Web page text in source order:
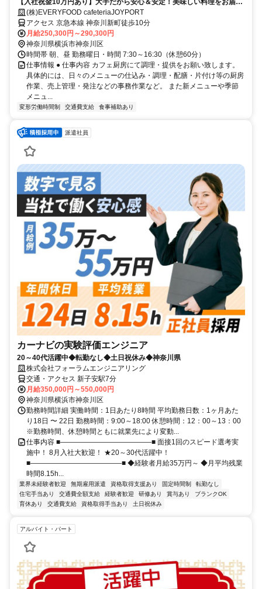
【入社祝金10万円あり】大手だから安心＆安定！美味しい料理をお届け
しませんか！
(株)EVERYFOOD cafeteriaJOYPORT
アクセス 京急本線 神奈川新町徒歩10分
月給250,300円～290,300円
神奈川県横浜市神奈川区
時間帯 朝、昼 勤務曜日・時間 7:30～16:30（休憩60分）
仕事情報 ● 仕事内容 カフェ厨房にて調理・提供をお願い致します。
具体的には、日々のメニューの仕込み・調理・配膳・片付け等の厨房
作業、売上管理・発注などの事務作業など。 また新メニューや季節
メニュ...
変形労働時間制 交通費支給 食事補助あり
派遣社員
カーナビの実験評価エンジニア
20～40代活躍中◆転勤なし◆土日祝休み◆神奈川県
株式会社フォーラムエンジニアリング
交通・アクセス 新子安駅7分
月給350,000円～550,000円
神奈川県横浜市神奈川区
勤務時間詳細 実働時間：1日あたり8時間 平均勤務日数：1ヶ月あた
り18日 〜 22日 勤務時間：9:00～18:00 休憩時間：12：00～13：00
※勤務時間、休憩時間ともに就業先により変動...
仕事内容 ■―――――――――――――■ 面接1回のスピード選考実
施中！ 8月入社大歓迎！ ★20～30代活躍中！
■―――――――――――――■ ◆経験者月給35万円～ ◆月平均残業
時間8.15h...
業界未経験者歓迎 無期雇用派遣 資格取得支援あり 固定時間制
転勤なし
住宅手当あり
交通費全額支給 経験者歓迎 研修あり 賞与あり
ブランクOK
育休あり
交通費支給 資格取得手当あり 土日祝休み
アルバイト・パート